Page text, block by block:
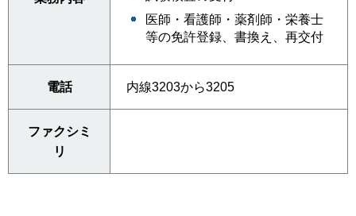
医師・看護師・薬剤師・栄養士
等の免許登録、書換え、再交付
電話 内線3203から3205
ファクシミ
リ